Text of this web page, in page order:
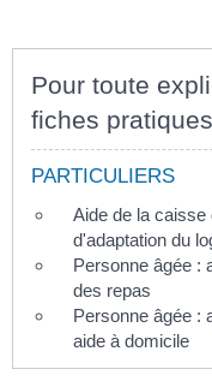
Pour toute
fiches
PARTICULIERS
Aide de la caisse
d'adaptation du
Personne âgée :
des repas
Personne âgée :
aide à domicile